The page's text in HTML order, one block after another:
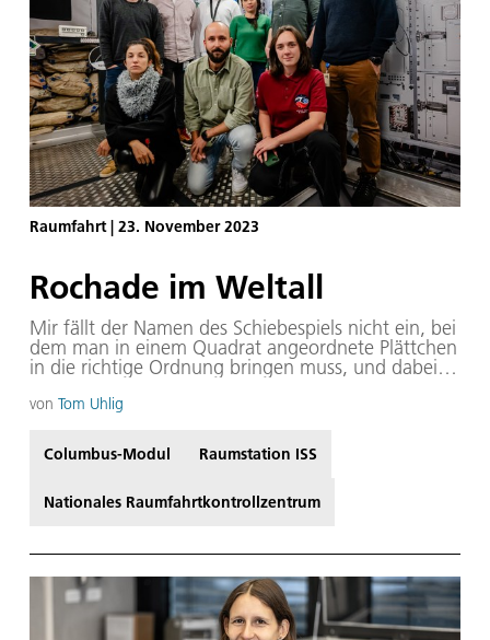
Raumfahrt| 23. November 2023
Rochade im Weltall
Mir fällt der Namen des Schiebespiels nicht ein, bei
dem man in einem Quadrat angeordnete Plättchen
in die richtige Ordnung bringen muss, und dabei
jeweils eins der Plättchen schieben kann. Der
nennen, weil man – ein bisschen verquer gedacht –
sich das Ganze ja auch nicht als sich verschiebende
vorstellen kann... Details über die Verbindung zu
Raumstation ISS – und an deren Nachwirkungen
arbeiten wir momentan immer noch.
von Tom Uhlig
Columbus-Modul Raumstation ISS
Nationales Raumfahrtkontrollzentrum